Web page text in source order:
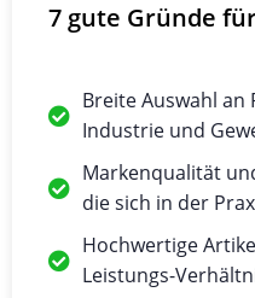
7 gute Gründe
Breite Auswahl
Industrie und
Markenqualität
die sich in der
Hochwertige
Leistungs-